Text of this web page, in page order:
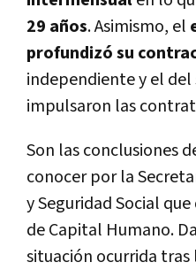
29 años. Asimismo, el
profundizó su
independiente y el
impulsaron las
Son las conclusiones
conocer por la
y Seguridad Social
de Capital Humano.
situación ocurrida tras